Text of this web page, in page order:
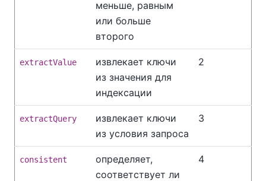
меньше, равным
или больше
второго
extractValue
извлекает ключи
из значения для
индексации
2
extractQuery
извлекает ключи
из условия запроса
3
consistent
определяет,
соответствует ли
4